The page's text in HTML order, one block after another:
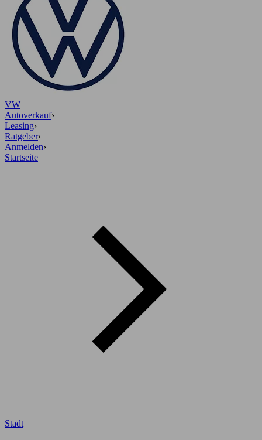
VW
Autoverkauf›
Leasing›
Ratgeber›
Anmelden›
Startseite
Stadt